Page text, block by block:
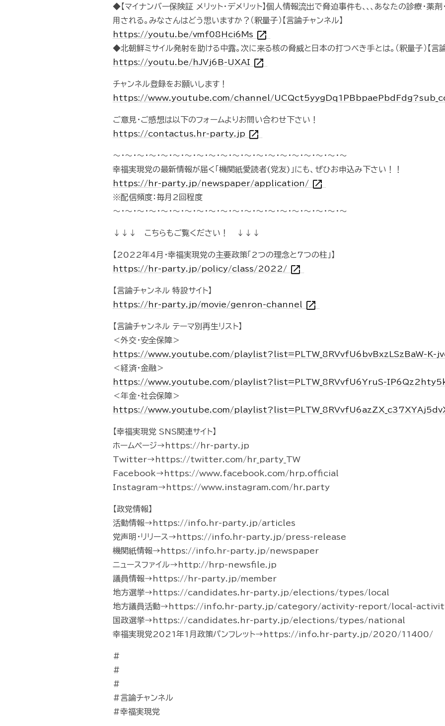
◆【マイナンバー保険証 メリット・デメリット】個人情報流出で脅迫事件も､､､あなたの診療・薬
用される。みなさんはどう思いますか？（釈量子）【言論チャンネル】
https://youtu.be/vmf08Hci6Ms open_in_new
◆北朝鮮ミサイル発射を助ける中露。次に来る核の脅威と日本の打つべき手とは。（釈量子）【言
https://youtu.be/hJVj6B-UXAI open_in_new
チャンネル登録をお願いします！
https://www.youtube.com/channel/
ご意見・ご感想は以下のフォームよりお問い合わせ下さい！
https://contactus.hr-party.jp open_in_new
～・～・～・～・～・～・～・～・～・～・～・～・～・～・～・～・～・～・～・～
幸福実現党の最新情報が届く「機関紙愛読者(党友)」にも、ぜひお申込み下さい！！
https://hr-party.jp/newspaper/application/ open_in_new
※配信頻度：毎月2回程度
～・～・～・～・～・～・～・～・～・～・～・～・～・～・～・～・～・～・～・～
↓↓↓ こちらもご覧ください！ ↓↓↓
【2022年4月・幸福実現党の主要政策「2つの理念と7つの柱」】
https://hr-party.jp/policy/class/2022/ open_in_new
【言論チャンネル 特設サイト】
https://hr-party.jp/movie/genron-channel
open_in_new
【言論チャンネル テーマ別再生リスト】
＜外交・安全保障＞
https://www.youtube.com/playlist?list=PLTW_8RVvfU6bvBxzLSzBaW-K-
＜経済・金融＞
https://www.youtube.com/playlist?list=PLTW_8RVvfU6YruS-
＜年金・社会保障＞
https://www.youtube.com/
【幸福実現党 SNS関連サイト】
ホームページ→https://hr-party.jp
Twitter→https://twitter.com/hr_party_TW
Facebook→https://www.facebook.com/hrp.official
Instagram→https://www.instagram.com/hr.party
【政党情報】
活動情報→https://info.hr-party.jp/articles
党声明・リリース→https://info.hr-party.jp/press-release
機関紙情報→https://info.hr-party.jp/newspaper
ニュースファイル→http://hrp-newsfile.jp
議員情報→https://hr-party.jp/member
地方選挙→https://candidates.hr-party.jp/elections/types/local
地方議員活動→https://info.hr-party.jp/category/activity-report/local-
国政選挙→https://candidates.hr-party.jp/elections/types/national
幸福実現党2021年1月政策パンフレット→https://info.hr-party.jp/2020/11400/
#
#
#
#言論チャンネル
#幸福実現党